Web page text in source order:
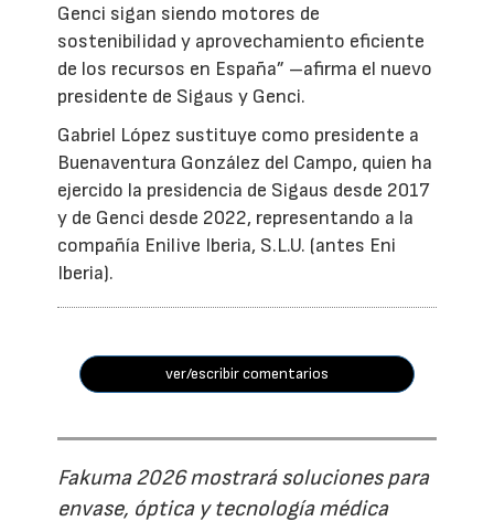
Genci sigan siendo motores de
sostenibilidad y aprovechamiento eficiente
de los recursos en España” –afirma el nuevo
presidente de Sigaus y Genci.
Gabriel López sustituye como presidente a
Buenaventura González del Campo, quien ha
ejercido la presidencia de Sigaus desde 2017
y de Genci desde 2022, representando a la
compañía Enilive Iberia, S.L.U. (antes Eni
Iberia).
ver/escribir comentarios
Fakuma 2026 mostrará soluciones para
envase, óptica y tecnología médica